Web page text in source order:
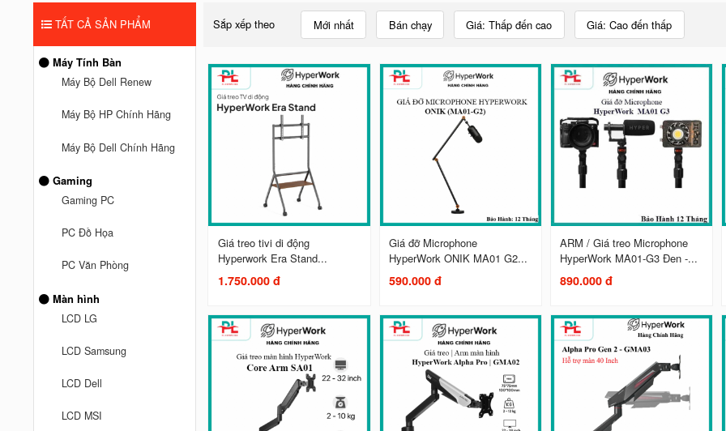
TẤT CẢ SẢN PHẨM
Máy Tính Bàn
Máy Bộ Dell Renew
Máy Bộ HP Chính Hãng
Máy Bộ Dell Chính Hãng
Gaming
Gaming PC
PC Đồ Họa
PC Văn Phòng
Màn hình
LCD LG
LCD Samsung
LCD Dell
LCD MSI
Sắp xếp theo Mới nhất Bán chạy Giá: Thấp đến cao Giá: Cao đến thấp
Giá treo tivi di động
Hyperwork Era Stand...
1.750.000 đ
Giá đỡ Microphone
HyperWork ONIK MA01 G2...
590.000 đ
ARM / Giá treo Microphone
HyperWork MA01-G3 Đen -...
890.000 đ